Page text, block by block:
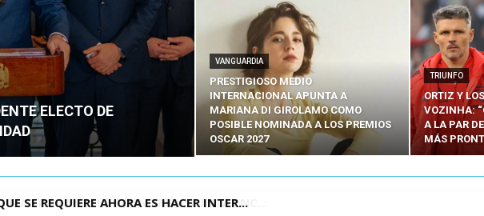
ELECTO DE
VANGUARDIA
PRESTIGIOSO MEDIO
INTERNACIONAL APUNTA A
MARIANA DI GIROLAMO COMO
POSIBLE NOMINADA A LOS PREMIOS
OSCAR 2027
TRIUNFO
ORTIZ Y
VOZINHA:
A LA PAR
MÁS
POR IPC: “LA ECONOMÍA SE ESTÁ ENC...